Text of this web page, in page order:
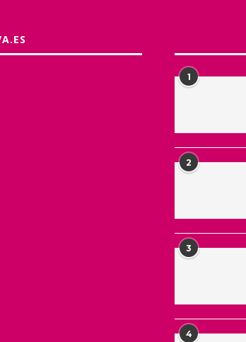
1
2
3
4